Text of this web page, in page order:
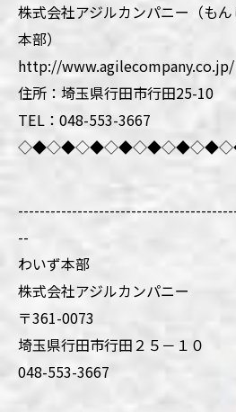
株式会社アジルカンパニー（も
本部）
http://www.agilecompany.co.jp/
住所：埼玉県行田市行田25-10
TEL：048-553-3667
--
わいず本部
株式会社アジルカンパニー
〒361-0073
埼玉県行田市行田２５－１０
048-553-3667